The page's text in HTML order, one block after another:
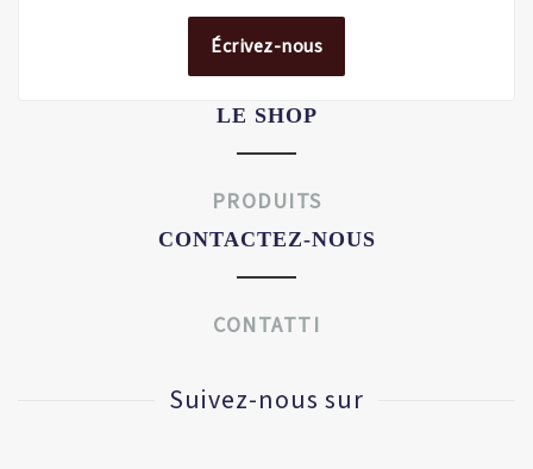
Écrivez-nous
LE SHOP
PRODUITS
CONTACTEZ-NOUS
CONTATTI
Suivez-nous sur